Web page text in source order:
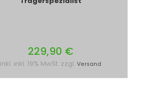
229,90 €
inkl. inkl. 19% MwSt. zzgl. Versand